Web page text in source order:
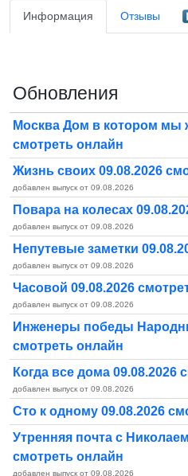
Информация Отзывы
Обновления
Москва Дом в котором мы
смотреть онлайн
Жизнь своих 09.08.2026
добавлен выпуск от 09.08.2026
Повара на колесах
добавлен выпуск от 09.08.2026
Непутевые заметки
добавлен выпуск от 09.08.2026
Часовой 09.08.2026
добавлен выпуск от 09.08.2026
Инженеры победы
смотреть онлайн
Когда все дома 09.08.2026
добавлен выпуск от 09.08.2026
Сто к одному 09.08.2026
Утренняя почта с
смотреть онлайн
добавлен выпуск от 09.08.2026